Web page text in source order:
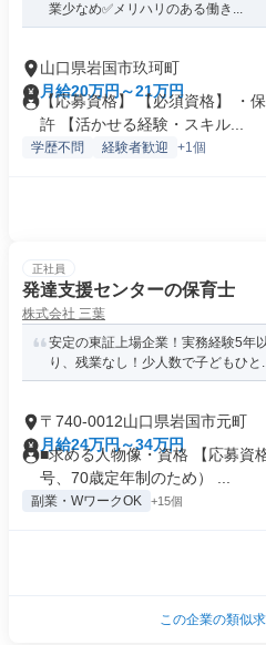
業少なめ✅メリハリのある働き...
山口県岩国市玖珂町
月給20万円～21万円
【応募資格】 【必須資格】 ・
許 【活かせる経験・スキル...
学歴不問 経験者歓迎 +1個
正社員
発達支援センターの保育士
株式会社 三葉
安定の東証上場企業！実務経験5年
り、残業なし！少人数で子どもひと
〒740-0012山口県岩国市元町
月給24万円～34万円
■求める人物像・資格 【応募資
号、70歳定年制のため） ...
副業・WワークOK +15個
この企業の類似